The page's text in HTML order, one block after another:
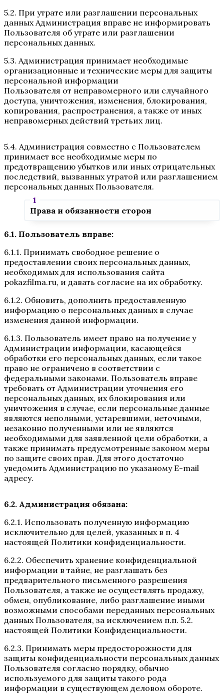
5.2. При утрате или разглашении персональных
данных Администрация вправе не информировать
Пользователя об утрате или разглашении
персональных данных.
5.3. Администрация принимает необходимые
организационные и технические меры для защиты
персональной информации
Пользователя от неправомерного или случайного
доступа, уничтожения, изменения, блокирования,
копирования, распространения, а также от иных
неправомерных действий третьих лиц.
5.4. Администрация совместно с Пользователем
принимает все необходимые меры по
предотвращению убытков или иных отрицательных
последствий, вызванных утратой или разглашением
персональных данных Пользователя.
Права и обязанности сторон
6.1. Пользователь вправе:
6.1.1. Принимать свободное решение о
предоставлении своих персональных данных,
необходимых для использования сайта
pokazfilma.ru, и давать согласие на их обработку.
6.1.2. Обновить, дополнить предоставленную
информацию о персональных данных в случае
изменения данной информации.
6.1.3. Пользователь имеет право на получение у
Администрации информации, касающейся
обработки его персональных данных, если такое
право не ограничено в соответствии с
федеральными законами. Пользователь вправе
требовать от Администрации уточнения его
персональных данных, их блокирования или
уничтожения в случае, если персональные данные
являются неполными, устаревшими, неточными,
незаконно полученными или не являются
необходимыми для заявленной цели обработки, а
также принимать предусмотренные законом меры
по защите своих прав. Для этого достаточно
уведомить Администрацию по указаному E-mail
адресу.
6.2. Администрация обязана:
6.2.1. Использовать полученную информацию
исключительно для целей, указанных в п. 4
настоящей Политики конфиденциальности.
6.2.2. Обеспечить хранение конфиденциальной
информации в тайне, не разглашать без
предварительного письменного разрешения
Пользователя, а также не осуществлять продажу,
обмен, опубликование, либо разглашение иными
возможными способами переданных персональных
данных Пользователя, за исключением п.п. 5.2.
настоящей Политики Конфиденциальности.
6.2.3. Принимать меры предосторожности для
защиты конфиденциальности персональных данных
Пользователя согласно порядку, обычно
используемого для защиты такого рода
информации в существующем деловом обороте.